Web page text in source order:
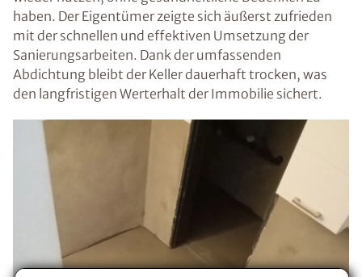
haben. Der Eigentümer zeigte sich äußerst zufrieden
mit der schnellen und effektiven Umsetzung der
Sanierungsarbeiten. Dank der umfassenden
Abdichtung bleibt der Keller dauerhaft trocken, was
den langfristigen Werterhalt der Immobilie sichert.